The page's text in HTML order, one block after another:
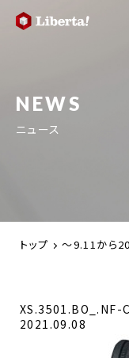
NEWS
ニュース
トップ ～9.11から
XS.3501.BO_.NF-
2021.09.08